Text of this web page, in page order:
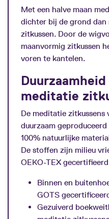
Met een halve maan
dichter bij de grond
zitkussen. Door de
maanvormig zitkussen
voren te kantelen.
meditatie
De meditatie zitkussens
duurzaam
100% natuurlijke
De stoffen zijn milieu
OEKO-TEX
Binnen en
GOTS
Gezuiverd